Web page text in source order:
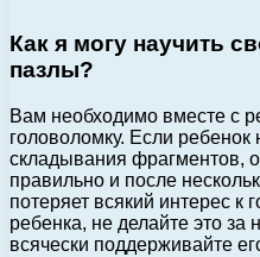
Как я могу научить
пазлы?
Вам необходимо вместе с
головоломку. Если
складывания фрагментов,
правильно и после
потеряет всякий интерес к
ребенка, не делайте это за
всячески поддерживайте